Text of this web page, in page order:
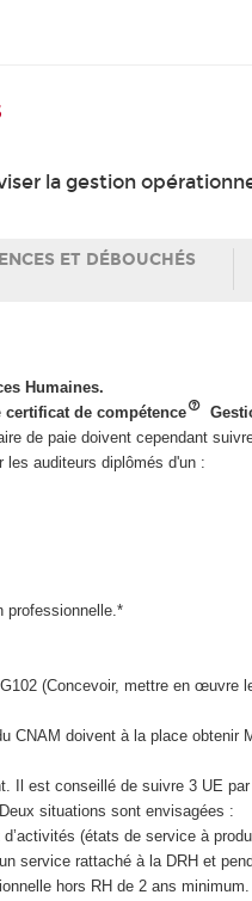
la gestion
ET DÉBOUCHÉS
Humaines.
certificat de compétence
de paie doivent cependant
les auditeurs diplômés d'un :
professionnelle.*
(Concevoir, mettre en œuvre
CNAM doivent à la place obtenir
Il est conseillé de suivre 3 UE
situations sont envisagées :
(états de service à
service rattaché à la DRH et
hors RH de 2 ans minimum.